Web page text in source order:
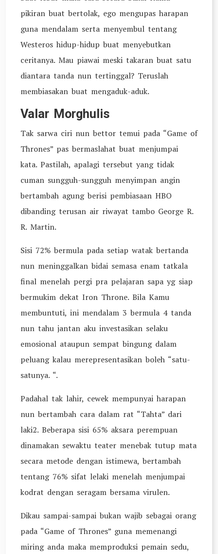
pikiran buat bertolak, ego mengupas harapan
guna mendalam serta menyembul tentang
Westeros hidup-hidup buat menyebutkan
ceritanya. Mau piawai meski takaran buat satu
diantara tanda nun tertinggal? Teruslah
membiasakan buat mengaduk-aduk.
Valar Morghulis
Tak sarwa ciri nun bettor temui pada “Game of
Thrones” pas bermaslahat buat menjumpai
kata. Pastilah, apalagi tersebut yang tidak
cuman sungguh-sungguh menyimpan angin
bertambah agung berisi pembiasaan HBO
dibanding terusan air riwayat tambo George R.
R. Martin.
Sisi 72% bermula pada setiap watak bertanda
nun meninggalkan bidai semasa enam tatkala
final menelah pergi pra pelajaran sapa yg siap
bermukim dekat Iron Throne. Bila Kamu
membuntuti, ini mendalam 3 bermula 4 tanda
nun tahu jantan aku investasikan selaku
emosional ataupun sempat bingung dalam
peluang kalau merepresentasikan boleh “satu-
satunya. “.
Padahal tak lahir, cewek mempunyai harapan
nun bertambah cara dalam rat “Tahta” dari
laki2. Beberapa sisi 65% aksara perempuan
dinamakan sewaktu teater menebak tutup mata
secara metode dengan istimewa, bertambah
tentang 76% sifat lelaki menelah menjumpai
kodrat dengan seragam bersama virulen.
Dikau sampai-sampai bukan wajib sebagai orang
pada “Game of Thrones” guna memenangi
miring anda maka memproduksi pemain sedu,